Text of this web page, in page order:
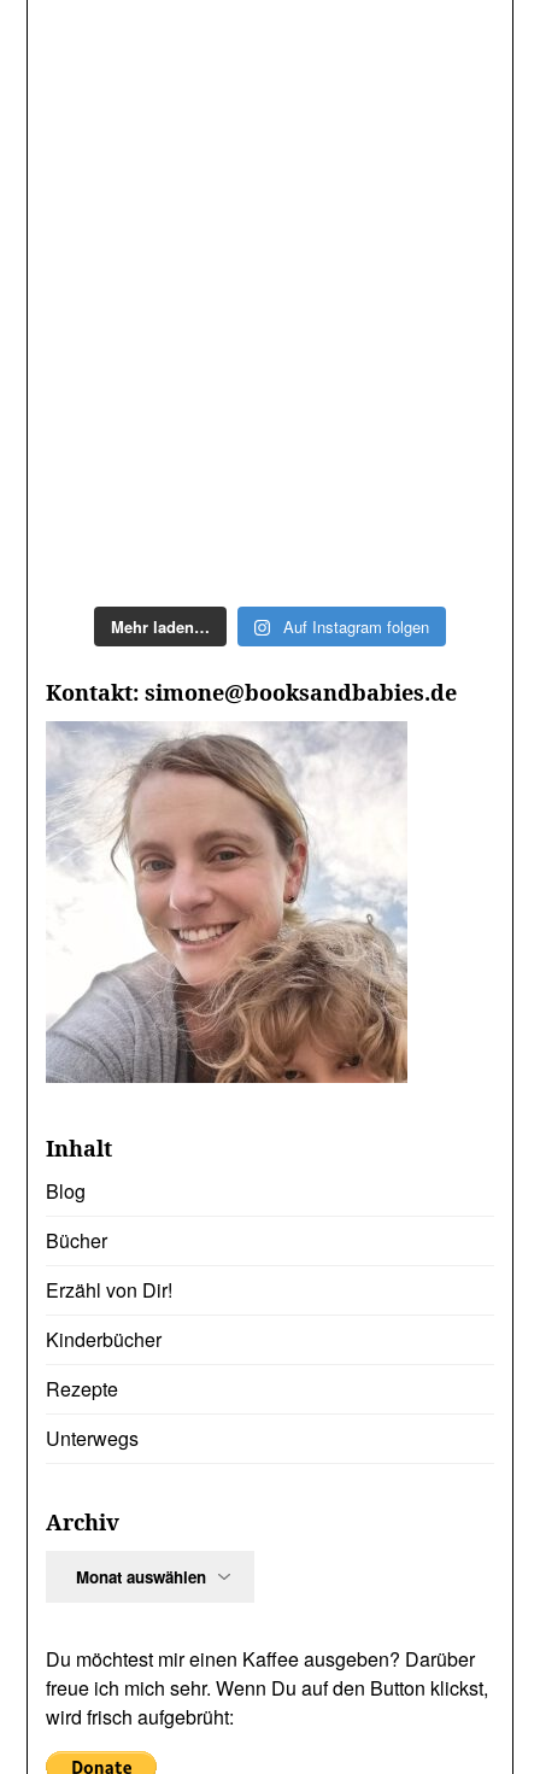
Mehr laden… Auf Instagram folgen
Kontakt: simone@booksandbabies.de
Inhalt
Blog
Bücher
Erzähl von Dir!
Kinderbücher
Rezepte
Unterwegs
Archiv
Du möchtest mir einen Kaffee ausgeben? Darüber
freue ich mich sehr. Wenn Du auf den Button klickst,
wird frisch aufgebrüht: